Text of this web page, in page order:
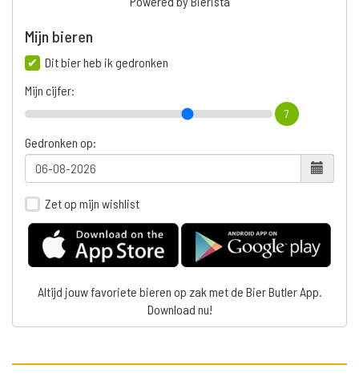
Mijn bieren
Dit bier heb ik gedronken
Mijn cijfer:
7
Gedronken op:
Zet op mijn wishlist
Altijd jouw favoriete bieren op zak met de Bier Butler App.
Download nu!